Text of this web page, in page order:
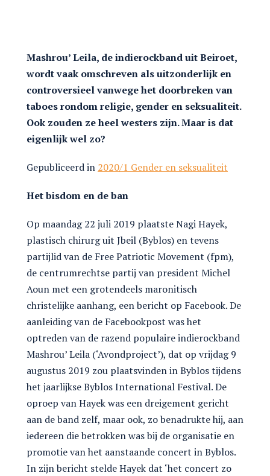
Mashrou’ Leila, de indierockband uit Beiroet,
wordt vaak omschreven als uitzonderlijk en
controversieel vanwege het doorbreken van
taboes rondom religie, gender en seksualiteit.
Ook zouden ze heel westers zijn. Maar is dat
eigenlijk wel zo?
Gepubliceerd in 2020/1 Gender en seksualiteit
Het bisdom en de ban
Op maandag 22 juli 2019 plaatste Nagi Hayek,
plastisch chirurg uit Jbeil (Byblos) en tevens
partijlid van de Free Patriotic Movement (fpm),
de centrumrechtse partij van president Michel
Aoun met een grotendeels maronitisch
christelijke aanhang, een bericht op Facebook. De
aanleiding van de Facebookpost was het
optreden van de razend populaire indierockband
Mashrou’ Leila (‘Avondproject’), dat op vrijdag 9
augustus 2019 zou plaatsvinden in Byblos tijdens
het jaarlijkse Byblos International Festival. De
oproep van Hayek was een dreigement gericht
aan de band zelf, maar ook, zo benadrukte hij, aan
iedereen die betrokken was bij de organisatie en
promotie van het aanstaande concert in Byblos.
In zijn bericht stelde Hayek dat ‘het concert zo